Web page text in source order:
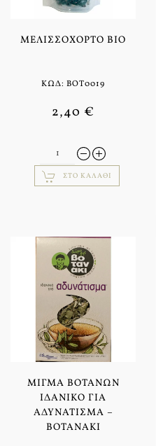
ΜΕΛΙΣΣΌΧΟΡΤΟ BIO
ΚΩΔ: BOT0019
2,40 €
ΣΤΟ ΚΑΛΆΘΙ
ΜΊΓΜΑ ΒΟΤΆΝΩΝ
ΙΔΑΝΙΚΌ ΓΙΑ
ΑΔΥΝΆΤΙΣΜΑ –
ΒΟΤΑΝΆΚΙ